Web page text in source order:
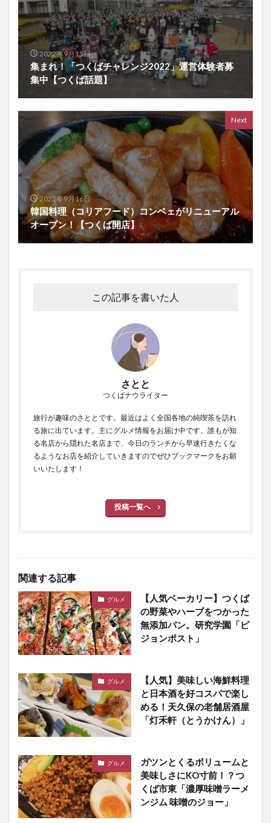
2022年9月15日
集まれ！「つくばチャレンジ2022」運営体験者募
集中【つくば話題】
Next
2022年9月16日
韓国料理（コリアフード）コンベェがリニューアル
オープン！【つくば開店】
この記事を書いた人
さとと
つくばナウライター
旅行が趣味のさととです。最近はよく全国各地の純喫茶を訪れ
る旅に出ています。主にグルメ情報をお届け中です。誰もが知
る名店から隠れた名店まで、今日のランチから早速行きたくな
るようなお店を紹介していきますのでぜひブックマークをお願
いいたします！
投稿一覧へ
関連する記事
グルメ
【人気ベーカリー】つくば
の野菜やハーブをつかった
無添加パン。研究学園「ピ
ジョンポスト」
グルメ
【人気】美味しい海鮮料理
と日本酒を好コスパで楽し
める！天久保の老舗居酒屋
「灯禾軒（とうかけん）」
グルメ
ガツンとくるボリュームと
美味しさにKO寸前！？つ
くば市東「濃厚味噌ラーメ
ンジム 味噌のジョー」